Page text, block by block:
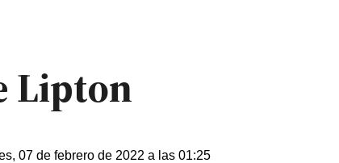
Lipton
07 de febrero de 2022 a las 01:25